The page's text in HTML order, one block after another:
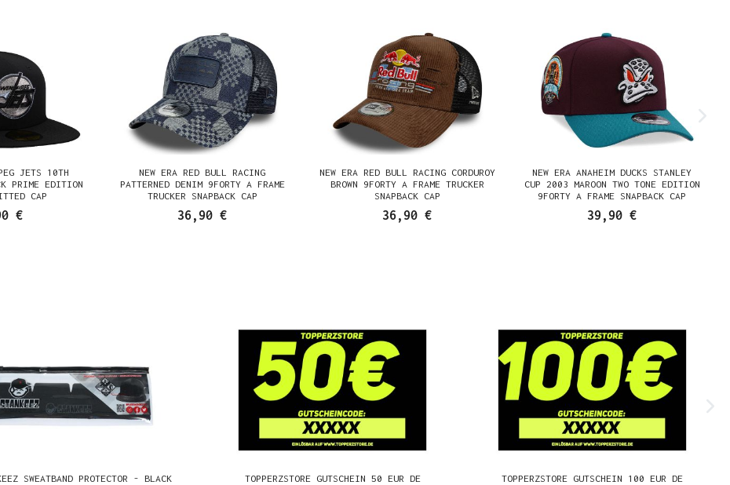
JETS 10TH
PRIME EDITION
CAP
€
NEW ERA RED BULL RACING
PATTERNED DENIM 9FORTY A FRAME
TRUCKER SNAPBACK CAP
36,90 €
NEW ERA RED BULL RACING CORDUROY
BROWN 9FORTY A FRAME TRUCKER
SNAPBACK CAP
36,90 €
NEW ERA ANAHEIM DUCKS STANLEY
CUP 2003 MAROON TWO TONE EDITION
9FORTY A FRAME SNAPBACK CAP
39,90 €
SWEATBAND PROTECTOR - BLACK TOPPERZSTORE GUTSCHEIN 50 EUR DE TOPPERZSTORE GUTSCHEIN 100 EUR DE